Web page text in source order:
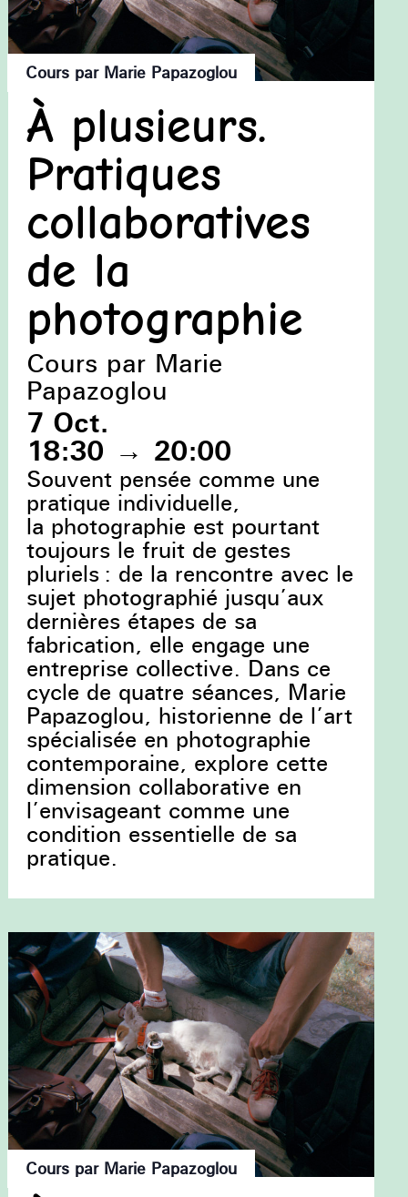
Cours par Marie Papazoglou
À plusieurs.
Pratiques
collaboratives
de la
photographie
Cours par Marie
Papazoglou
7 Oct.
18:30 → 20:00
Souvent pensée comme une
pratique individuelle,
la photographie est pourtant
toujours le fruit de gestes
pluriels : de la rencontre avec le
sujet photographié jusqu’aux
dernières étapes de sa
fabrication, elle engage une
entreprise collective. Dans ce
cycle de quatre séances, Marie
Papazoglou, historienne de l’art
spécialisée en photographie
contemporaine, explore cette
dimension collaborative en
l’envisageant comme une
condition essentielle de sa
pratique.
Cours par Marie Papazoglou